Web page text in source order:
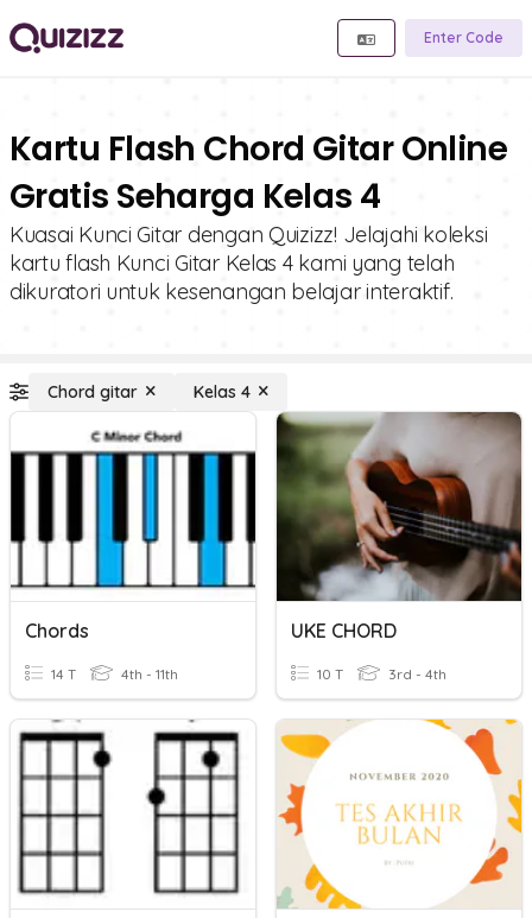
Enter Code
Kartu Flash Chord Gitar Online
Gratis Seharga Kelas 4
Kuasai Kunci Gitar dengan Quizizz! Jelajahi koleksi
kartu flash Kunci Gitar Kelas 4 kami yang telah
dikuratori untuk kesenangan belajar interaktif.
Chord gitar Kelas 4
Chords
14 T 4th - 11th
UKE CHORD
10 T 3rd - 4th